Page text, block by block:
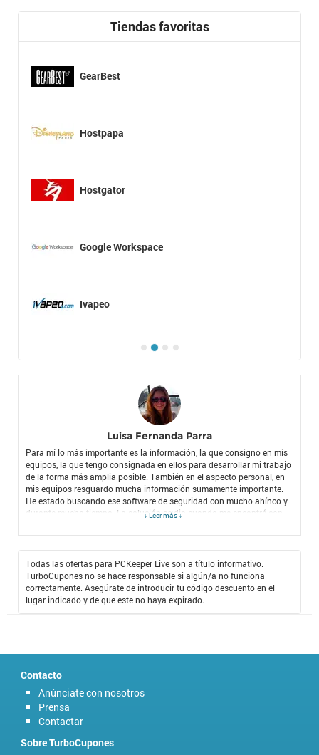
Tiendas favoritas
GearBest
Hostpapa
Hostgator
Google Workspace
Ivapeo
Luisa Fernanda Parra
Para mí lo más importante es la información, la que consigno en mis
equipos, la que tengo consignada en ellos para desarrollar mi trabajo
de la forma más amplia posible. También en el aspecto personal, en
mis equipos resguardo mucha información sumamente importante.
He estado buscando ese software de seguridad con mucho ahínco y
durante mucho tiempo. La solución se dio cuando me encontré con
compras en línea y ahí me encontré con una tienda de PCKeeper Live,
una compañía extraordinaria que ofrece un software de seguridad
informática sumamente importante, que tiene todo lo que cualquiera
puede necesitar en esta materia. Sin dudarlo, hice efectivo elcupón
descuento PCKeeper Livey compré el mejor software de seguridad del
mundo y así mis equipos están protegidos de la mejor forma posible.
↓ Leer más ↓
Todas las ofertas para PCKeeper Live son a título informativo.
TurboCupones no se hace responsable si algún/a no funciona
correctamente. Asegúrate de introducir tu código descuento en el
lugar indicado y de que este no haya expirado.
Contacto
Anúnciate con nosotros
Prensa
Contactar
Sobre TurboCupones